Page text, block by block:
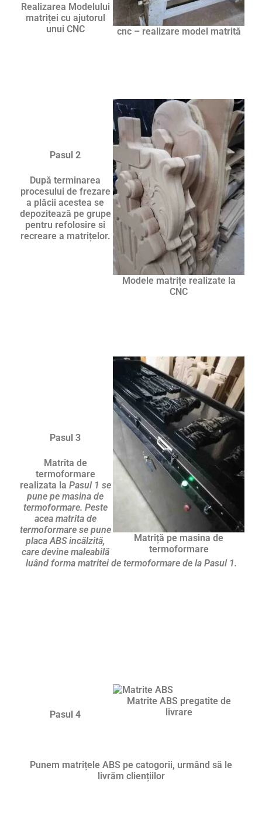
cnc – realizare model matrită
Realizarea Modelului
matriței cu ajutorul
unui CNC
Modele matrițe realizate la
CNC
Pasul 2
După terminarea
procesului de frezare
a plăcii acestea se
depozitează pe grupe
pentru refolosire si
recreare a matrițelor.
Matriță pe masina de
termoformare
Pasul 3
Matrita de
termoformare
realizata la Pasul 1 se
pune pe masina de
termoformare. Peste
acea matrita de
termoformare se pune
placa ABS incălzită,
care devine maleabilă
luând forma matritei de termoformare de la Pasul 1.
Matrite ABS pregatite de
livrare
Pasul 4
Punem matrițele ABS pe catogorii, urmând să le
livrăm cliențiilor